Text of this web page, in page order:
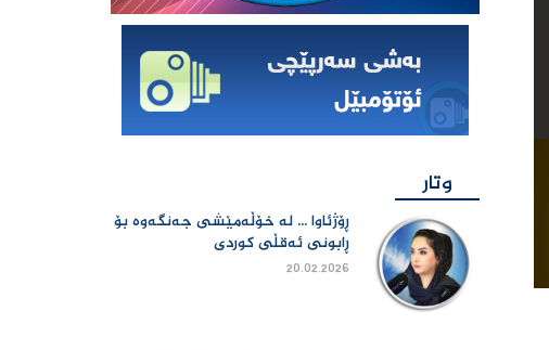
وتار
ڕۆژئاوا ... لە خۆڵەمێشی جەنگەوە بۆ
ڕابونی ئەقڵی کوردی
20.02.2026